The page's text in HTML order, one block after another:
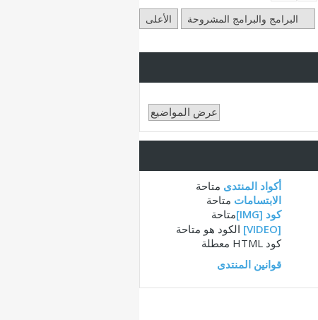
البرامج والبرامج المشروحة الأعلى
أكواد المنتدى متاحة
الابتسامات متاحة
كود [IMG]
متاحة
[VIDEO]
الكود هو متاحة
كود HTML
معطلة
قوانين المنتدى